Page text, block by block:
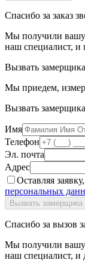
Спасибо за заказ
Мы получили вашу
наш специалист, и
Вызвать замерщика
Мы приедем,
Вызвать замерщика
Имя
Телефон
Эл. почта
Адрес
Оставляя
персональных
Спасибо за вызов
Мы получили вашу
наш специалист, и